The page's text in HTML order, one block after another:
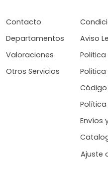
Contacto
Departamentos
Valoraciones
Otros Servicios
Aviso
Envíos
Ajuste